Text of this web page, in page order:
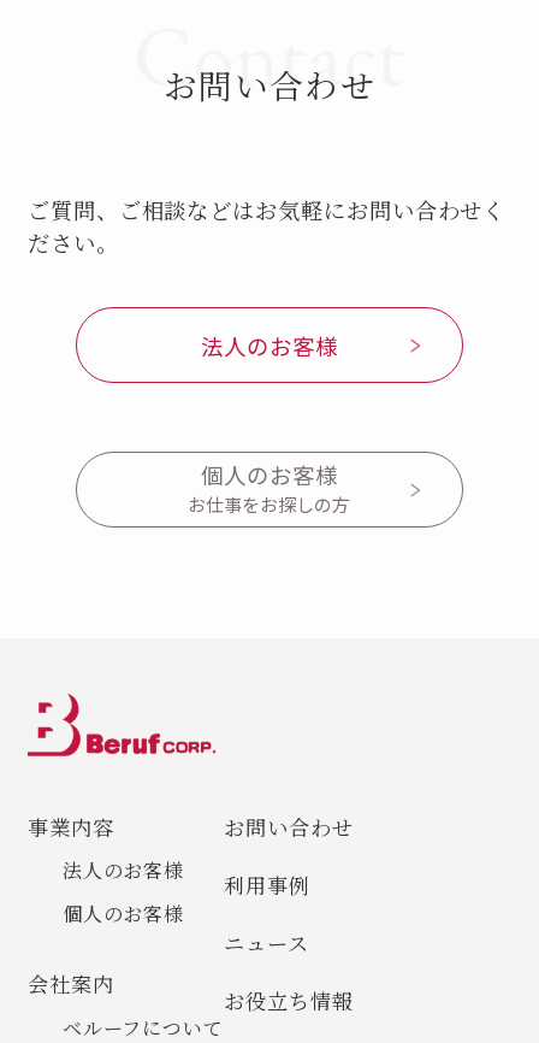
お問い合わせ
Contact
ご質問、ご相談などはお気軽にお問い合わせく
ださい。
法人のお客様
個人のお客様
お仕事をお探しの方
事業内容
法人のお客様
個人のお客様
会社案内
ベルーフについて
お問い合わせ
利用事例
ニュース
お役立ち情報